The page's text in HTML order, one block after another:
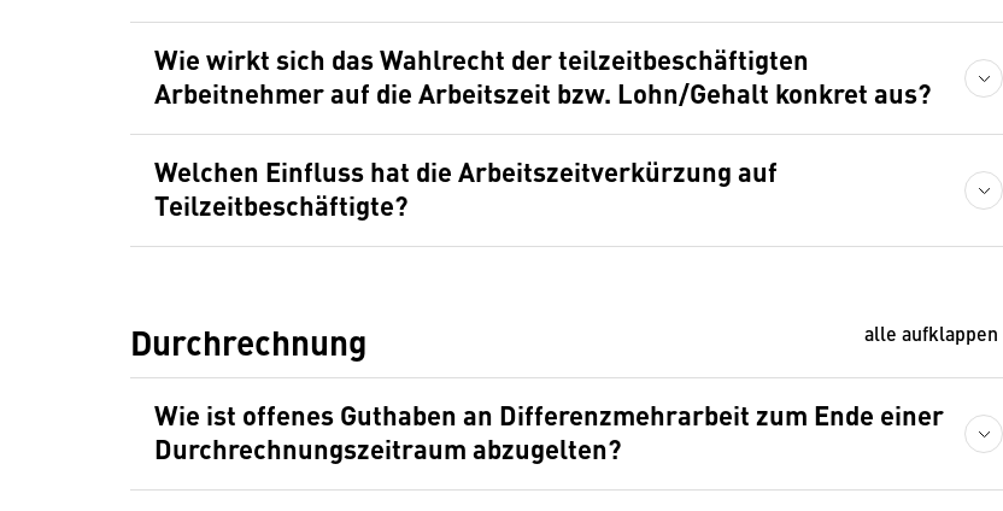
Wie wirkt sich das Wahlrecht der teilzeitbeschäftigten
Arbeitnehmer auf die Arbeitszeit bzw. Lohn/Gehalt konkret aus?
Welchen Einfluss hat die Arbeitszeitverkürzung auf
Teilzeitbeschäftigte?
Durchrechnung alle aufklappen
Wie ist offenes Guthaben an Differenzmehrarbeit zum Ende einer
Durchrechnungszeitraum abzugelten?